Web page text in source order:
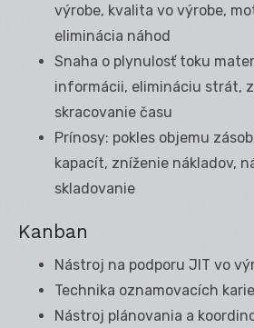
výrobe, kvalita vo výrobe,
eliminácia náhod
Snaha o plynulosť toku
informácii, elimináciu strát,
skracovanie času
Prínosy: pokles objemu
kapacít, zníženie nákladov,
skladovanie
Kanban
Nástroj na podporu JIT vo
Technika oznamovacích
Nástroj plánovania a